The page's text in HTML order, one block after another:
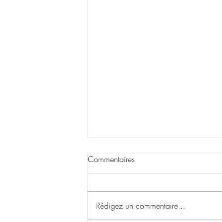
Commentaires
Rédigez un commentaire...